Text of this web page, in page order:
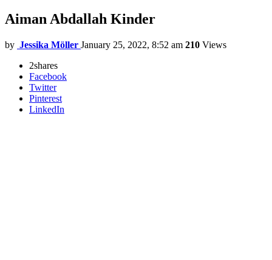
Aiman Abdallah Kinder
by Jessika Möller January 25, 2022, 8:52 am 210 Views
2shares
Facebook
Twitter
Pinterest
LinkedIn